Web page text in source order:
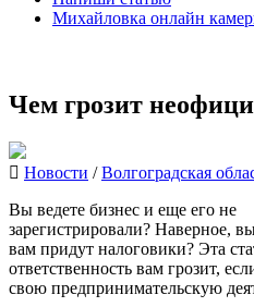
Михайловка онлайн
Чем грозит
Новости /Волгоградская
Вы ведете бизнес и еще его не
зарегистрировали? Наверное,
вам придут налоговики? Эта
ответственность вам грозит,
свою предпринимательскую